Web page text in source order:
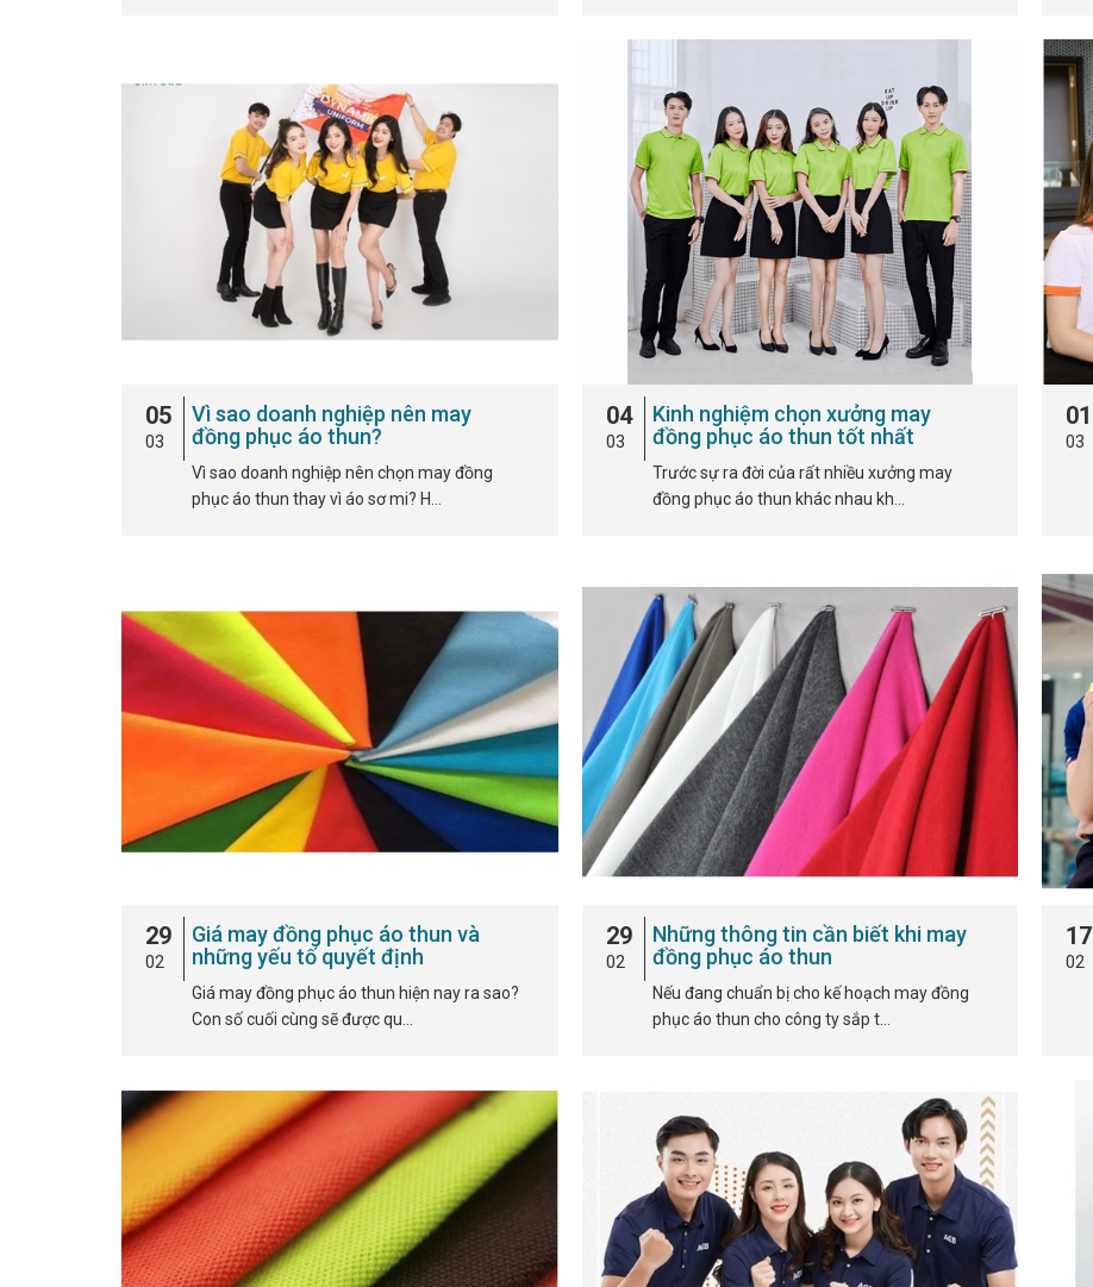
05
03
Vì sao doanh nghiệp nên may
đồng phục áo thun?
Vì sao doanh nghiệp nên chọn may đồng
phục áo thun thay vì áo sơ mi? H…
04
03
Kinh nghiệm chọn xưởng may
đồng phục áo thun tốt nhất
Trước sự ra đời của rất nhiều xưởng may
đồng phục áo thun khác nhau kh…
01
03
29
02
Giá may đồng phục áo thun và
những yếu tố quyết định
Giá may đồng phục áo thun hiện nay ra sao?
Con số cuối cùng sẽ được qu…
29
02
Những thông tin cần biết khi may
đồng phục áo thun
Nếu đang chuẩn bị cho kế hoạch may đồng
phục áo thun cho công ty sắp t…
17
02